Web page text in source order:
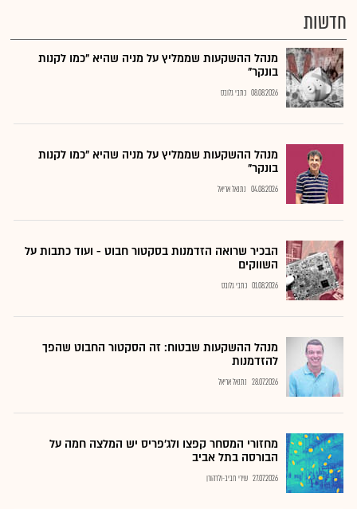
חדשות
מנהל ההשקעות שממליץ על מניה שהיא "כמו לקנות
בונקר"
08.08.2026 כתבי גלובס
מנהל ההשקעות שממליץ על מניה שהיא "כמו לקנות
בונקר"
04.08.2026 נתנאל אריאל
הבכיר שרואה הזדמנות בסקטור חבוט - ועוד כתבות על
השווקים
01.08.2026 כתבי גלובס
מנהל ההשקעות שבטוח: זה הסקטור החבוט שהפך
להזדמנות
28.07.2026 נתנאל אריאל
מחזורי המסחר קפצו ולג'פריס יש המלצה חמה על
הבורסה בתל אביב
27.07.2026 שירי חביב-ולדהורן